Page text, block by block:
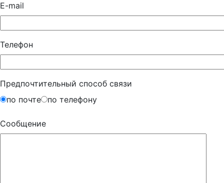
E-mail
Телефон
Предпочтительный способ связи
по почте
по телефону
Сообщение